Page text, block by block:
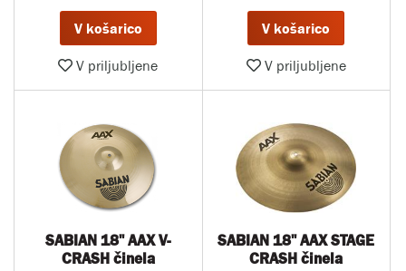
V košarico
V priljubljene
V košarico
V priljubljene
SABIAN 18" AAX V-
CRASH činela
SABIAN 18" AAX STAGE
CRASH činela